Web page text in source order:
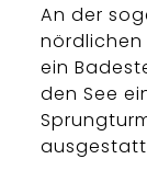
An der
nördlichen
ein
den See